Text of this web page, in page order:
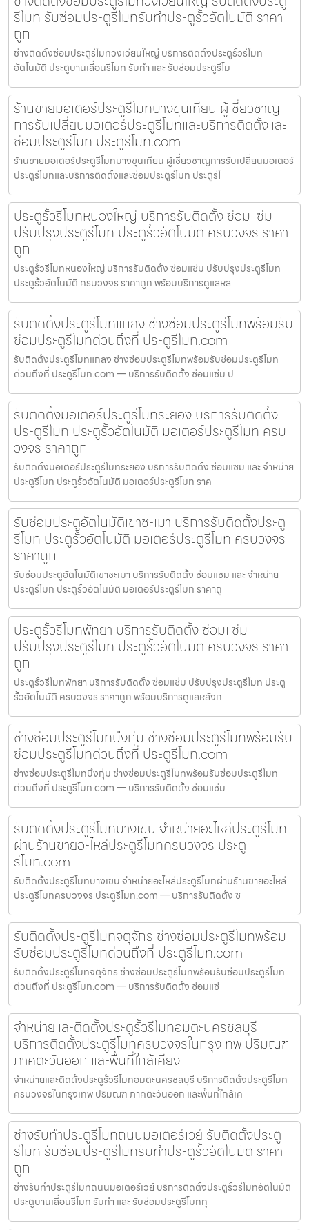
รีโมท รับซ่อมประตูรีโมทรับทำประตูรั้วอัตโนมัติ ราคา
ถูก
ช่างติดตั้งซ่อมประตูรีโมทวงเวียนใหญ่ บริการติดตั้งประตูรั้วรีโมท
อัตโนมัติ ประตูบานเลื่อนรีโมท รับทำ และ รับซ่อมประตูรีโม
ร้านขายมอเตอร์ประตูรีโมทบางขุนเทียน ผู้เชี่ยวชาญ
การรับเปลี่ยนมอเตอร์ประตูรีโมทและบริการติดตั้งและ
ซ่อมประตูรีโมท ประตูรีโมท.com
ร้านขายมอเตอร์ประตูรีโมทบางขุนเทียน ผู้เชี่ยวชาญการรับเปลี่ยนมอเตอร์
ประตูรีโมทและบริการติดตั้งและซ่อมประตูรีโมท ประตูรีโ
ประตูรั้วรีโมทหนองใหญ่ บริการรับติดตั้ง ซ่อมแซ่ม
ปรับปรุงประตูรีโมท ประตูรั้วอัตโนมัติ ครบวงจร ราคา
ถูก
ประตูรั้วรีโมทหนองใหญ่ บริการรับติดตั้ง ซ่อมแซ่ม ปรับปรุงประตูรีโมท
ประตูรั้วอัตโนมัติ ครบวงจร ราคาถูก พร้อมบริการดูแลหล
รับติดตั้งประตูรีโมทแกลง ช่างซ่อมประตูรีโมทพร้อมรับ
ซ่อมประตูรีโมทด่วนถึงที่ ประตูรีโมท.com
รับติดตั้งประตูรีโมทแกลง ช่างซ่อมประตูรีโมทพร้อมรับซ่อมประตูรีโมท
ด่วนถึงที่ ประตูรีโมท.com — บริการรับติดตั้ง ซ่อมแซ่ม ป
รับติดตั้งมอเตอร์ประตูรีโมทระยอง บริการรับติดตั้ง
ประตูรีโมท ประตูรั้วอัตโนมัติ มอเตอร์ประตูรีโมท ครบ
วงจร ราคาถูก
รับติดตั้งมอเตอร์ประตูรีโมทระยอง บริการรับติดตั้ง ซ่อมแซม และ จำหน่าย
ประตูรีโมท ประตูรั้วอัตโนมัติ มอเตอร์ประตูรีโมท ราค
รับซ่อมประตูอัตโนมัติเขาชะเมา บริการรับติดตั้งประตู
รีโมท ประตูรั้วอัตโนมัติ มอเตอร์ประตูรีโมท ครบวงจร
ราคาถูก
รับซ่อมประตูอัตโนมัติเขาชะเมา บริการรับติดตั้ง ซ่อมแซม และ จำหน่าย
ประตูรีโมท ประตูรั้วอัตโนมัติ มอเตอร์ประตูรีโมท ราคาถู
ประตูรั้วรีโมทพัทยา บริการรับติดตั้ง ซ่อมแซ่ม
ปรับปรุงประตูรีโมท ประตูรั้วอัตโนมัติ ครบวงจร ราคา
ถูก
ประตูรั้วรีโมทพัทยา บริการรับติดตั้ง ซ่อมแซ่ม ปรับปรุงประตูรีโมท ประตู
รั้วอัตโนมัติ ครบวงจร ราคาถูก พร้อมบริการดูแลหลังก
ช่างซ่อมประตูรีโมทบึงกุ่ม ช่างซ่อมประตูรีโมทพร้อมรับ
ซ่อมประตูรีโมทด่วนถึงที่ ประตูรีโมท.com
ช่างซ่อมประตูรีโมทบึงกุ่ม ช่างซ่อมประตูรีโมทพร้อมรับซ่อมประตูรีโมท
ด่วนถึงที่ ประตูรีโมท.com — บริการรับติดตั้ง ซ่อมแซ่ม
รับติดตั้งประตูรีโมทบางเขน จำหน่ายอะไหล่ประตูรีโมท
ผ่านร้านขายอะไหล่ประตูรีโมทครบวงจร ประตู
รีโมท.com
รับติดตั้งประตูรีโมทบางเขน จำหน่ายอะไหล่ประตูรีโมทผ่านร้านขายอะไหล่
ประตูรีโมทครบวงจร ประตูรีโมท.com — บริการรับติดตั้ง ซ
รับติดตั้งประตูรีโมทจตุจักร ช่างซ่อมประตูรีโมทพร้อม
รับซ่อมประตูรีโมทด่วนถึงที่ ประตูรีโมท.com
รับติดตั้งประตูรีโมทจตุจักร ช่างซ่อมประตูรีโมทพร้อมรับซ่อมประตูรีโมท
ด่วนถึงที่ ประตูรีโมท.com — บริการรับติดตั้ง ซ่อมแซ่
จำหน่ายและติดตั้งประตูรั้วรีโมทอมตะนครชลบุรี
บริการติดตั้งประตูรีโมทครบวงจรในกรุงเทพ ปริมณฑ
ภาคตะวันออก และพื้นที่ใกล้เคียง
จำหน่ายและติดตั้งประตูรั้วรีโมทอมตะนครชลบุรี บริการติดตั้งประตูรีโมท
ครบวงจรในกรุงเทพ ปริมณฑ ภาคตะวันออก และพื้นที่ใกล้เค
ช่างรับทำประตูรีโมทถนนมอเตอร์เวย์ รับติดตั้งประตู
รีโมท รับซ่อมประตูรีโมทรับทำประตูรั้วอัตโนมัติ ราคา
ถูก
ช่างรับทำประตูรีโมทถนนมอเตอร์เวย์ บริการติดตั้งประตูรั้วรีโมทอัตโนมัติ
ประตูบานเลื่อนรีโมท รับทำ และ รับซ่อมประตูรีโมททุ